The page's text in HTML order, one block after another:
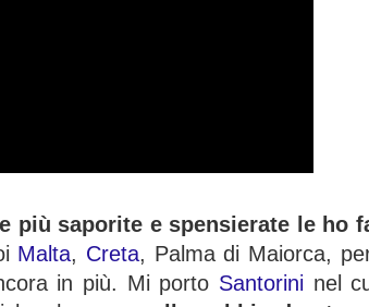
più saporite e spensierate le ho
Malta, Creta, Palma di Maiorca,
in più. Mi porto Santorini nel